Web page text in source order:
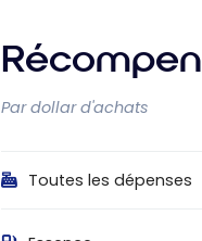
Par dollar d'achats
Toutes les dépenses